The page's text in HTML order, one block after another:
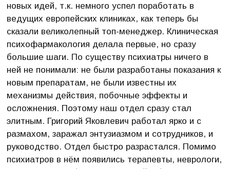
новых идей, т.к. немного успел поработать в
ведущих европейских клиниках, как теперь бы
сказали великолепный топ-менеджер. Клиническая
психофармакология делала первые, но сразу
большие шаги. По существу психиатры ничего в
ней не понимали: не были разработаны показания к
новым препаратам, не были известны их
механизмы действия, побочные эффекты и
осложнения. Поэтому наш отдел сразу стал
элитным. Григорий Яковлевич работал ярко и с
размахом, заражал энтузиазмом и сотрудников, и
руководство. Отдел быстро разрастался. Помимо
психиатров в нём появились терапевты, неврологи,